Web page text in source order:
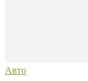
Авто